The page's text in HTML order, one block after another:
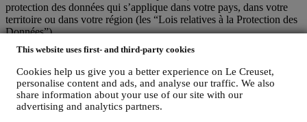
This website uses first- and third-party cookies
Cookies help us give you a better experience on Le Creuset,
personalise content and ads, and analyse our traffic. We also
share information about your use of our site with our
advertising and analytics partners.
protection des données qui s’applique dans votre pays, dans votre
territoire ou dans votre région (les “Lois relatives à la Protection des
Données”).
1. QUEL TYPE DE DONNEES RECUEILLONS-NOUS AUPRES DE
VOUS ET A QUEL MOMENT ?
Une “donnée personnelle” est une quelconque information vous
concernant, qui nous permettrait de vous identifier, soit directement,
soit en combinaison avec d’autres informations.
Enfants : Le présent site web n’est pas destiné aux enfants et nous ne